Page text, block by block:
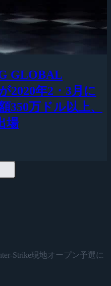
GLOBAL
2020年2・3月に
350万ドル以上、
場
Strike現地オープン予選に